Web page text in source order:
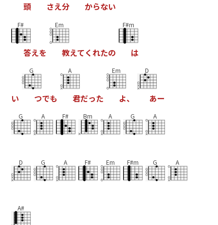
頭 さえ分 からない
F#
答えを
Em
教えてく れたの
F#m
は
い
G
つでも
A
君だった
Em
よ、
D
あー
G A F# Bm A G A
D G A F# Em F#m G A
A#